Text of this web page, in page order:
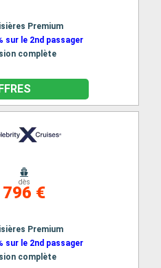
Premium
sur le 2nd passager
complète
dès
796 €
Premium
sur le 2nd passager
complète